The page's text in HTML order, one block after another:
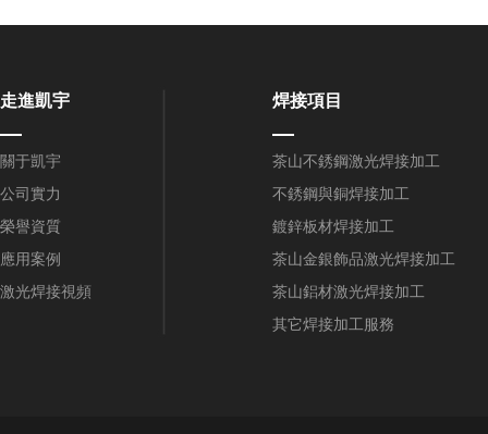
走進凱宇
關于凱宇
公司實力
榮譽資質
應用案例
激光焊接視頻
焊接項目
茶山不銹鋼激光焊接加工
不銹鋼與銅焊接加工
鍍鋅板材焊接加工
茶山金銀飾品激光焊接加工
茶山鋁材激光焊接加工
其它焊接加工服務